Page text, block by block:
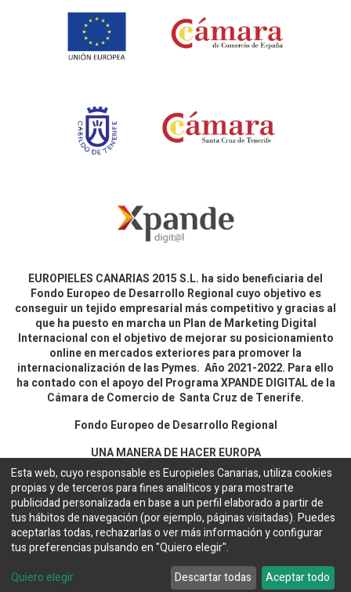
EUROPIELES CANARIAS 2015 S.L. ha sido beneficiaria del
Fondo Europeo de Desarrollo Regional cuyo objetivo es
conseguir un tejido empresarial más competitivo y gracias al
que ha puesto en marcha un Plan de Marketing Digital
Internacional con el objetivo de mejorar su posicionamiento
online en mercados exteriores para promover la
internacionalización de las Pymes. Año 2021-2022. Para ello
ha contado con el apoyo del Programa XPANDE DIGITAL de la
Cámara de Comercio de Santa Cruz de Tenerife.
Fondo Europeo de Desarrollo Regional
UNA MANERA DE HACER EUROPA
Aviso legal y política de privacidad
Copyright © EUROPIELES CANARIAS 2015 S.L.
Web desarrollada porBakata Solutions
Esta web, cuyo responsable es Europieles Canarias, utiliza cookies
propias y de terceros para fines analíticos y para mostrarte
publicidad personalizada en base a un perfil elaborado a partir de
tus hábitos de navegación (por ejemplo, páginas visitadas). Puedes
aceptarlas todas, rechazarlas o ver más información y configurar
tus preferencias pulsando en "Quiero elegir".
Quiero elegir
Descartar todas Aceptar todo